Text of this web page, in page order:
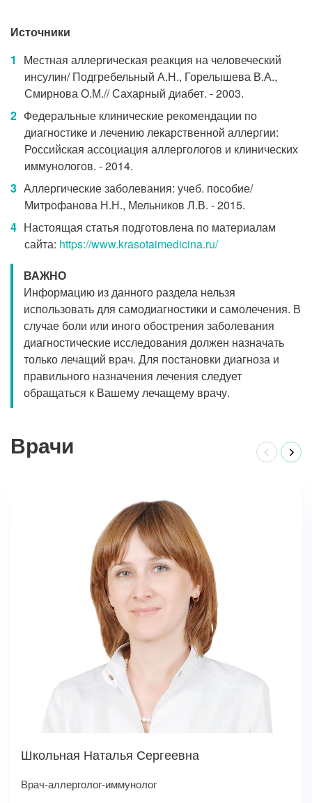
Источники
Местная аллергическая реакция на человеческий
инсулин/ Подгребельный А.Н., Горелышева В.А.,
Смирнова О.М.// Сахарный диабет. - 2003.
Федеральные клинические рекомендации по
диагностике и лечению лекарственной аллергии:
Российская ассоциация аллергологов и клинических
иммунологов. - 2014.
Аллергические заболевания: учеб. пособие/
Митрофанова Н.Н., Мельников Л.В. - 2015.
Настоящая статья подготовлена по материалам
сайта: https://www.krasotaimedicina.ru/
ВАЖНО
Информацию из данного раздела нельзя
использовать для самодиагностики и самолечения. В
случае боли или иного обострения заболевания
диагностические исследования должен назначать
только лечащий врач. Для постановки диагноза и
правильного назначения лечения следует
обращаться к Вашему лечащему врачу.
Врачи
Школьная Наталья Сергеевна
Врач-аллерголог-иммунолог